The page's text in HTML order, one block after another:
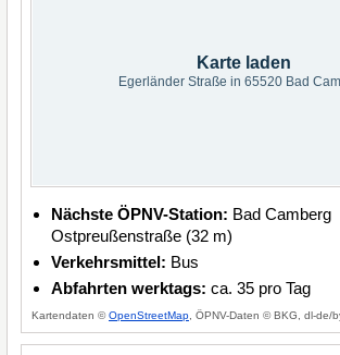
Karte laden
Egerländer Straße in 65520 Bad
Nächste ÖPNV-Station: Bad Camberg
Ostpreußenstraße (32 m)
Verkehrsmittel: Bus
Abfahrten werktags: ca. 35 pro Tag
Kartendaten ©OpenStreetMap , ÖPNV-Daten © BKG, dl-de/